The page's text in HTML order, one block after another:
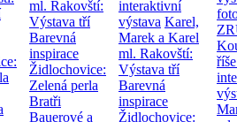
ml. Rakovští:
Výstava tří
Barevná
inspirace
Židlochovice:
Zelená perla
Bratři
Bauerové a
interaktivní
výstava Karel,
Marek a Karel
ml. Rakovští:
Výstava tří
Barevná
inspirace
Židlochovice: